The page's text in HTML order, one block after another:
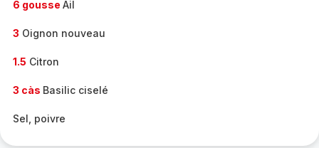
6 gousse Ail
3 Oignon nouveau
1.5 Citron
3 càs Basilic ciselé
Sel, poivre